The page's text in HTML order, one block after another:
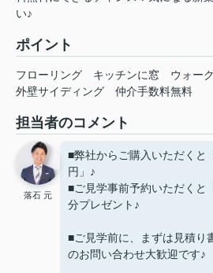
い♪
ポイント
フローリング キッチンに窓
ウォー
外壁サイディング
仲介手数料無料
担当者のコメント
落石 元
■弊社からご購入いただくと
円」♪
■ご見学事前予約いただくと
分プレゼント♪
■ご見学前に、まずは見積り
のお問い合わせ大歓迎です♪